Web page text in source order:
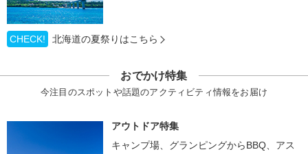
CHECK! 北海道の夏祭りはこちら
おでかけ特集
今注目のスポットや話題のアクティビティ情報をお届け
アウトドア特集
キャンプ場、グランピングからBBQ、アス